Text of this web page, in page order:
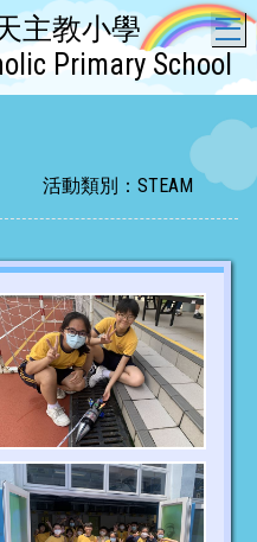
主教小學
Primary School
活動類別：STEAM